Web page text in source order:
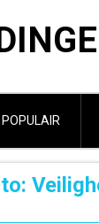
POPULAIR